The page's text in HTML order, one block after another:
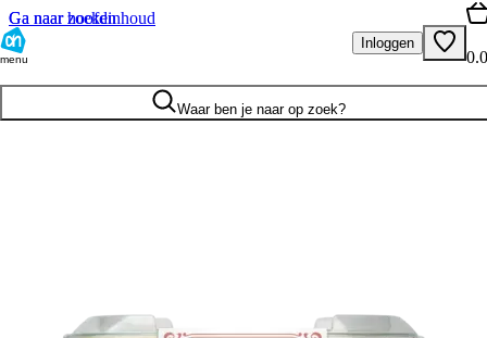
Ga naar hoofdinhoud
Ga naar zoeken
menu
Inloggen
Waar ben je naar op zoek?